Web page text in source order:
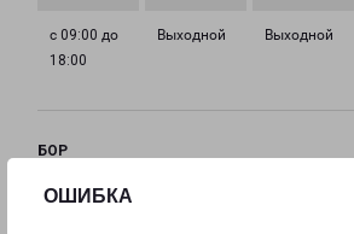
ОШИБКА
с 09:00 до
18:00
Выходной Выходной
БОР